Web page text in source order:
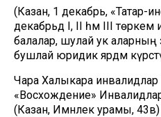
(Казан, 1 декабрь, «Татар-
декабрьдә I, II һәм III
балалар, шулай ук аларның
бушлай юридик ярдәм
Чара Халыкара
«Восхождение»
(Казан, Имәнлек урамы,